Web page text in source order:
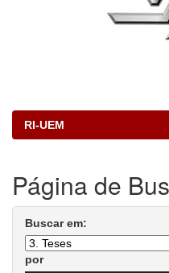
RI-UEM
Página de
Buscar em:
por